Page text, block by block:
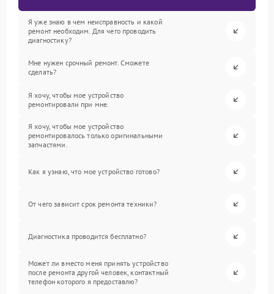
Я уже знаю в чем неисправность и какой
ремонт необходим. Для чего проводить
диагностику?
Мне нужен срочный ремонт. Сможете
сделать?
Я хочу, чтобы мое устройство
ремонтировали при мне.
Я хочу, чтобы мое устройство
ремонтировалось только оригинальными
запчастями.
Как я узнаю, что мое устройство готово?
От чего зависит срок ремонта техники?
Диагностика проводится бесплатно?
Может ли вместо меня принять устройство
после ремонта другой человек, контактный
телефон которого я предоставлю?